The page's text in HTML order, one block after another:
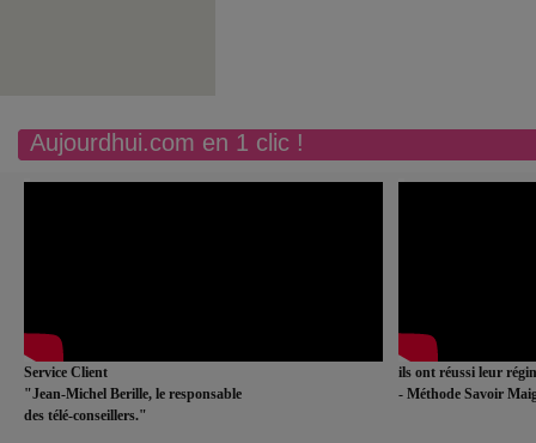
Aujourdhui.com en 1 clic !
Service Client
"Jean-Michel Berille, le responsable
des télé-conseillers."
ils ont réussi leur
- Méthode Savoir